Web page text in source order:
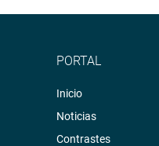
PORTAL
Inicio
Noticias
Contrastes